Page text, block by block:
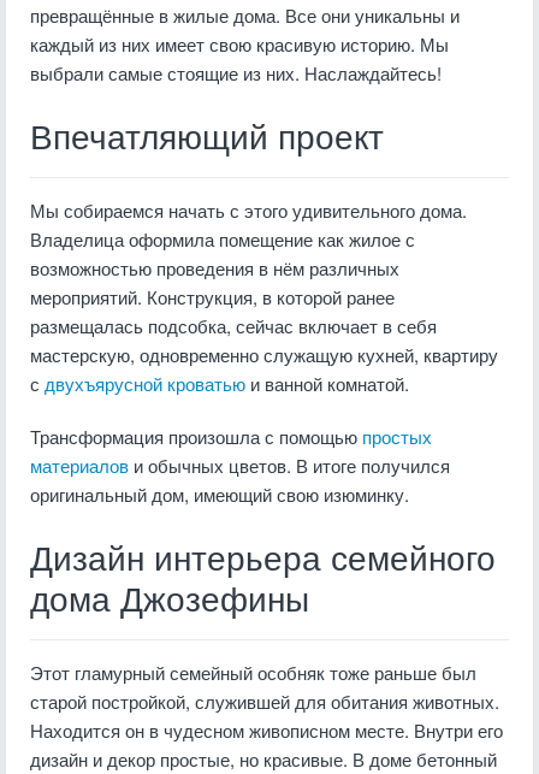
превращённые в жилые дома. Все они уникальны и
каждый из них имеет свою красивую историю. Мы
выбрали самые стоящие из них. Наслаждайтесь!
Впечатляющий проект
Мы собираемся начать с этого удивительного дома.
Владелица оформила помещение как жилое с
возможностью проведения в нём различных
мероприятий. Конструкция, в которой ранее
размещалась подсобка, сейчас включает в себя
мастерскую, одновременно служащую кухней, квартиру
с двухъярусной кроватью и ванной комнатой.
Трансформация произошла с помощью простых
материалов и обычных цветов. В итоге получился
оригинальный дом, имеющий свою изюминку.
Дизайн интерьера семейного
дома Джозефины
Этот гламурный семейный особняк тоже раньше был
старой постройкой, служившей для обитания животных.
Находится он в чудесном живописном месте. Внутри его
дизайн и декор простые, но красивые. В доме бетонный